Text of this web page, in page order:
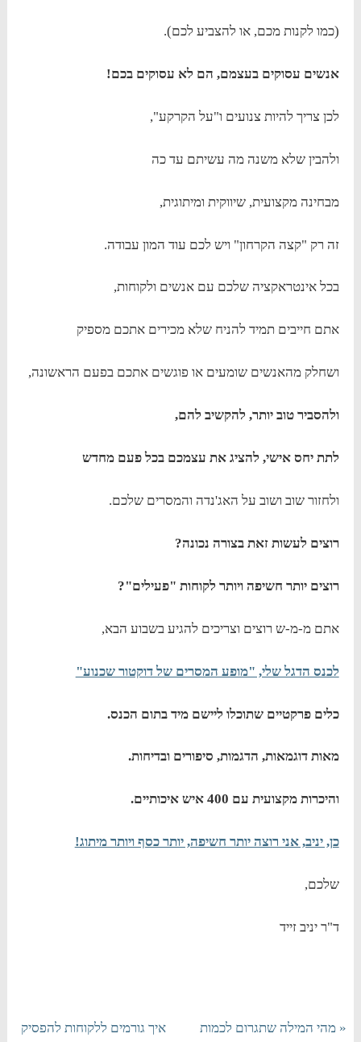
(כמו לקנות מכם, או להצביע לכם).
אנשים עסוקים בעצמם, הם לא עסוקים בכם!
לכן צריך להיות צנועים ו"על הקרקע",
ולהבין שלא משנה מה עשיתם עד כה
מבחינה מקצועית, שיווקית ומיתוגית,
זה רק "קצה הקרחון" ויש לכם עוד המון עבודה.
בכל אינטראקציה שלכם עם אנשים ולקוחות,
אתם חייבים תמיד להניח שלא מכירים אתכם מספיק
ושחלק מהאנשים שומעים או פוגשים אתכם בפעם הראשונה,
ולהסביר טוב יותר, להקשיב להם,
לתת יחס אישי, להציג את עצמכם בכל פעם מחדש
ולחזור שוב ושוב על האג'נדה והמסרים שלכם.
רוצים לעשות זאת בצורה נכונה?
רוצים יותר חשיפה ויותר לקוחות "פעילים"?
אתם מ-מ-ש רוצים וצריכים להגיע בשבוע הבא,
לכנס הדגל שלי, "מופע המסרים של דוקטור שכנוע"
כלים פרקטיים שתוכלו ליישם מיד בתום הכנס.
מאות דוגמאות, הדגמות, סיפורים ובדיחות.
והיכרות מקצועית עם 400 איש איכותיים.
כן, יניב, אני רוצה יותר חשיפה, יותר כסף ויותר מיתוג!
שלכם,
ד"ר יניב זייד
« מהי המילה שתגרום לכמות
איך גורמים ללקוחות להפסיק